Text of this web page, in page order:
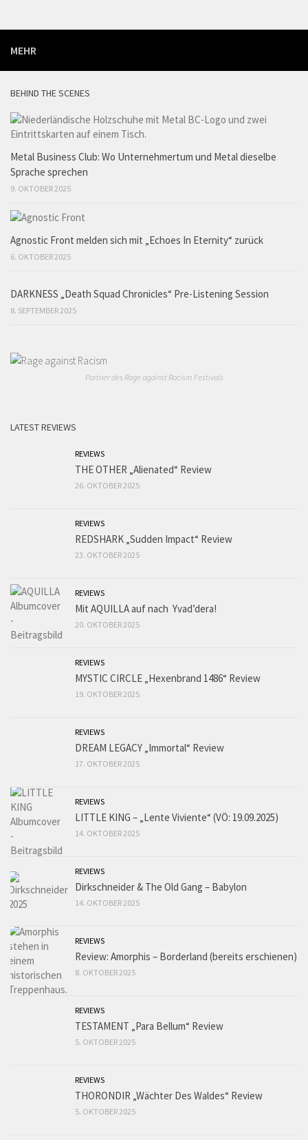
MEHR
BEHIND THE SCENES
Metal Business Club: Wo Unternehmertum und Metal dieselbe
Sprache sprechen
9. OKTOBER 2025
Agnostic Front melden sich mit „Echoes In Eternity“ zurück
6. OKTOBER 2025
DARKNESS „Death Squad Chronicles“ Pre-Listening Session
8. SEPTEMBER 2025
Partner des Rage against Racism Festivals
LATEST REVIEWS
REVIEWS
THE OTHER „Alienated“ Review
26. OKTOBER 2025
REVIEWS
REDSHARK „Sudden Impact“ Review
23. OKTOBER 2025
REVIEWS
Mit AQUILLA auf nach Yvad’dera!
20. OKTOBER 2025
REVIEWS
MYSTIC CIRCLE „Hexenbrand 1486“ Review
19. OKTOBER 2025
REVIEWS
DREAM LEGACY „Immortal“ Review
17. OKTOBER 2025
REVIEWS
LITTLE KING – „Lente Viviente“ (VÖ: 19.09.2025)
14. OKTOBER 2025
REVIEWS
Dirkschneider & The Old Gang – Babylon
14. OKTOBER 2025
REVIEWS
Review: Amorphis – Borderland (bereits erschienen)
8. OKTOBER 2025
REVIEWS
TESTAMENT „Para Bellum“ Review
5. OKTOBER 2025
REVIEWS
THORONDIR „Wächter Des Waldes“ Review
5. OKTOBER 2025